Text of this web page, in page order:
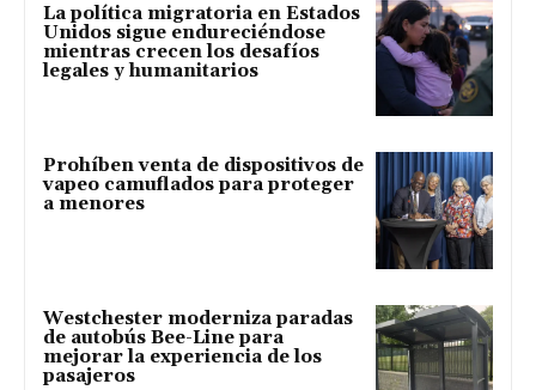
La política migratoria en Estados
Unidos sigue endureciéndose
mientras crecen los desafíos
legales y humanitarios
Prohíben venta de dispositivos de
vapeo camuflados para proteger
a menores
Westchester moderniza paradas
de autobús Bee-Line para
mejorar la experiencia de los
pasajeros